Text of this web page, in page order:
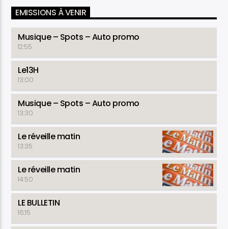
EMISSIONS À VENIR
Musique – Spots – Auto promo
12:55
Le13H
13:00
Musique – Spots – Auto promo
13:30
Le réveille matin
13:35
Le réveille matin
14:50
LE BULLETIN
16:15